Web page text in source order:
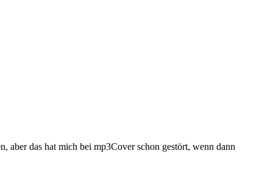
aber das hat mich bei mp3Cover schon gestört, wenn dann